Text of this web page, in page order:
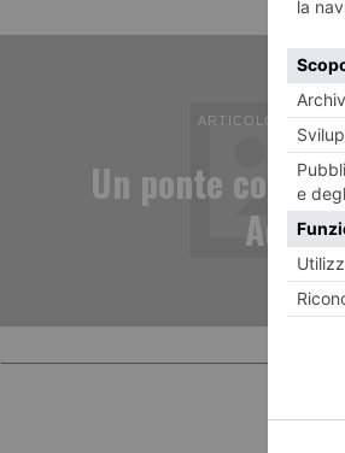
ARTICOLO
Un ponte con il
Aquile